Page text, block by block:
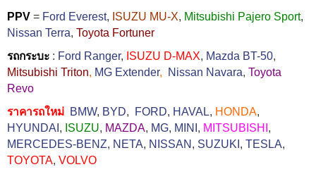
PPV = Ford Everest, ISUZU MU-X, Mitsubishi Pajero Sport,
Nissan Terra, Toyota Fortuner
รถกระบะ : Ford Ranger, ISUZU D-MAX, Mazda BT-50,
Mitsubishi Triton, MG Extender, Nissan Navara, Toyota
Revo
ราคารถใหม่ BMW, BYD, FORD, HAVAL, HONDA,
HYUNDAI , ISUZU, MAZDA, MG, MINI , MITSUBISHI ,
MERCEDES-BENZ, NETA, NISSAN , SUZUKI , TESLA,
TOYOTA, VOLVO